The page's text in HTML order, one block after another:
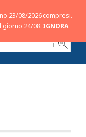
ℹ
23/08/2026 compresi.
giorno 24/08. IGNORA